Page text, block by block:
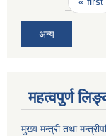
अन्य
महत्वपुर्ण
मुख्य मन्त्री तथा